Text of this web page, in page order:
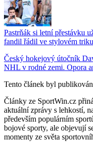
Pastrňák si letní přestávku
fandil řádil ve stylovém triku
Český hokejový útočník
NHL v rodné zemi. Opora
Tento článek byl
Články ze SportWin.cz
aktuální zprávy s lehkostí,
především populárním
bojové sporty, ale objevují
momenty ze světa